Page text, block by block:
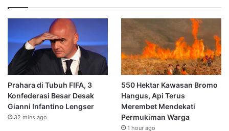
Prahara di Tubuh FIFA, 3
Konfederasi Besar Desak
Gianni Infantino Lengser
32 mins ago
550 Hektar Kawasan Bromo
Hangus, Api Terus
Merembet Mendekati
Permukiman Warga
1 hour ago